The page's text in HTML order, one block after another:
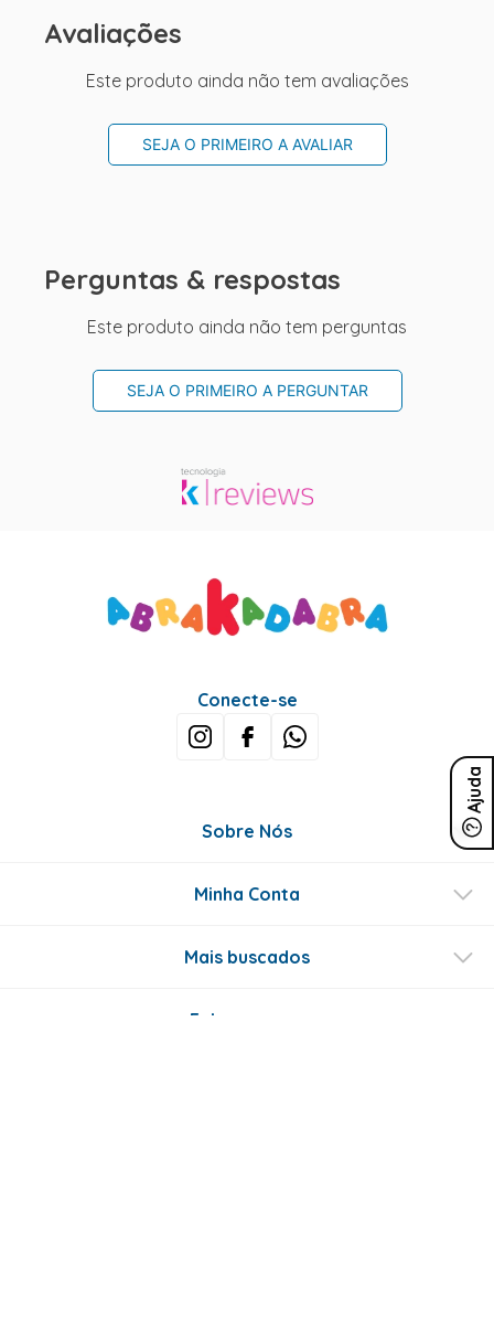
Avaliações
Este produto ainda não tem avaliações
SEJA O PRIMEIRO A AVALIAR
Perguntas & respostas
Este produto ainda não tem perguntas
SEJA O PRIMEIRO A PERGUNTAR
Ajuda
Conecte-se
Sobre Nós
Minha Conta
Mais buscados
Fale conosco